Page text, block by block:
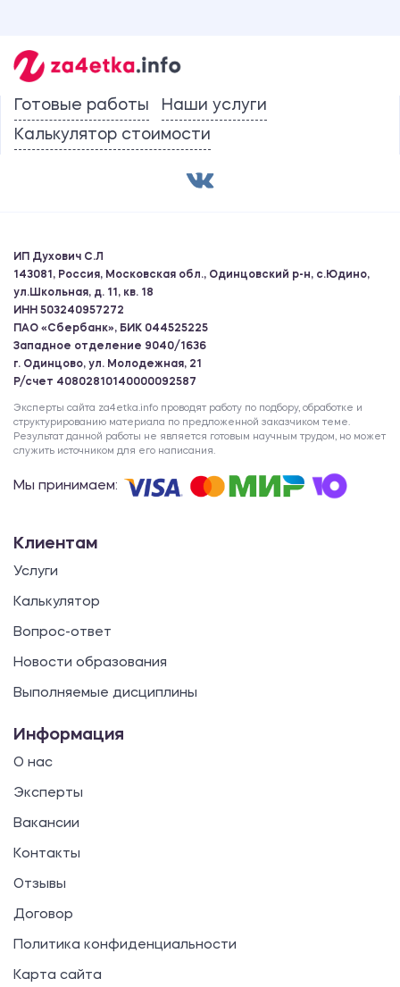
Готовые работы
Наши услуги
Калькулятор стоимости
ИП Духович С.Л
143081, Россия, Московская обл., Одинцовский р-н, с.Юдино,
ул.Школьная, д. 11, кв. 18
ИНН 503240957272
ПАО «Сбербанк», БИК 044525225
Западное отделение 9040/1636
г. Одинцово, ул. Молодежная, 21
Р/счет 40802810140000092587
Эксперты сайта za4etka.info проводят работу по подбору, обработке и
структурированию материала по предложенной заказчиком теме.
Результат данной работы не является готовым научным трудом, но может
служить источником для его написания.
Мы принимаем:
Клиентам
Услуги
Калькулятор
Вопрос-ответ
Новости образования
Выполняемые дисциплины
Информация
О нас
Эксперты
Вакансии
Контакты
Отзывы
Договор
Политика конфиденциальности
Карта сайта